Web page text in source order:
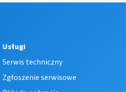
Usługi
Serwis techniczny
Zgłoszenie serwisowe